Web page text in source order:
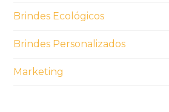
Brindes Ecológicos
Brindes Personalizados
Marketing